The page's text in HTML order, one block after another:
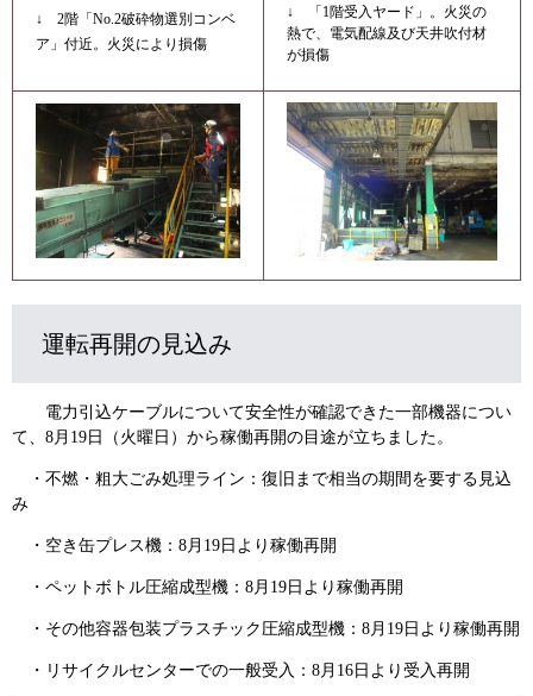
↓ 2階「No.2破砕物選別コンベ
ア」付近。火災により損傷
↓ 「1階受入ヤード」。火災の
熱で、電気配線及び天井吹付材
が損傷
運転再開の見込み
電力引込ケーブルについて安全性が確認できた一部機器につい
て、8月19日（火曜日）から稼働再開の目途が立ちました。
・不燃・粗大ごみ処理ライン：復旧まで相当の期間を要する見込
み
・空き缶プレス機：8月19日より稼働再開
・ペットボトル圧縮成型機：8月19日より稼働再開
・その他容器包装プラスチック圧縮成型機：8月19日より稼働再開
・リサイクルセンターでの一般受入：8月16日より受入再開